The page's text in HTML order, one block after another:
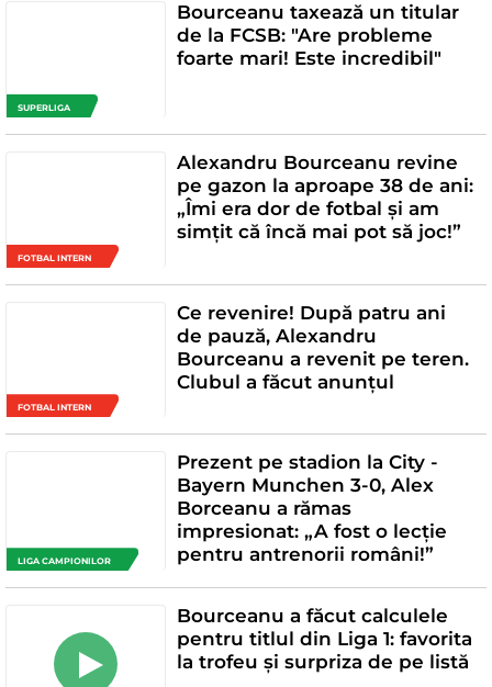
SUPERLIGA
Bourceanu taxează un titular
de la FCSB: "Are probleme
foarte mari! Este incredibil"
FOTBAL INTERN
Alexandru Bourceanu revine
pe gazon la aproape 38 de ani:
„Îmi era dor de fotbal și am
simțit că încă mai pot să joc!”
FOTBAL INTERN
Ce revenire! După patru ani
de pauză, Alexandru
Bourceanu a revenit pe teren.
Clubul a făcut anunțul
LIGA CAMPIONILOR
Prezent pe stadion la City -
Bayern Munchen 3-0, Alex
Borceanu a rămas
impresionat: „A fost o lecție
pentru antrenorii români!”
Bourceanu a făcut calculele
pentru titlul din Liga 1: favorita
la trofeu și surpriza de pe listă